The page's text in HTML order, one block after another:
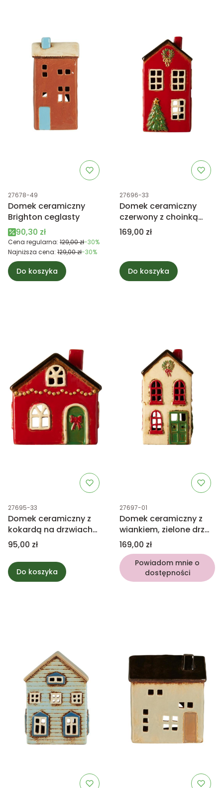
Kod produktu
27678-49
Domek ceramiczny
Brighton ceglasty
Cena promocyjna
90,30 zł
Cena regularna: 129,00 zł-30%
Najniższa cena: 129,00 zł-30%
Do koszyka
Kod produktu
27696-33
Domek ceramiczny
czerwony z choinką
Stillenat
Cena
169,00 zł
Do koszyka
Kod produktu
27695-33
Domek ceramiczny z
kokardą na drzwiach
Stillenat
Cena
95,00 zł
Do koszyka
Kod produktu
27697-01
Domek ceramiczny z
wiankiem, zielone drzwi
Stillenat
Cena
169,00 zł
Powiadom mnie o
dostępności